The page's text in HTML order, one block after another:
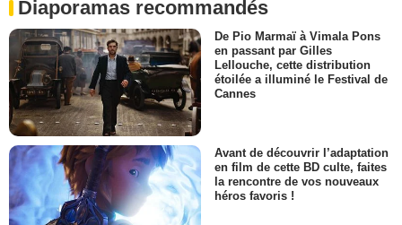
Diaporamas recommandés
De Pio Marmaï à Vimala Pons
en passant par Gilles
Lellouche, cette distribution
étoilée a illuminé le Festival de
Cannes
Avant de découvrir l’adaptation
en film de cette BD culte, faites
la rencontre de vos nouveaux
héros favoris !